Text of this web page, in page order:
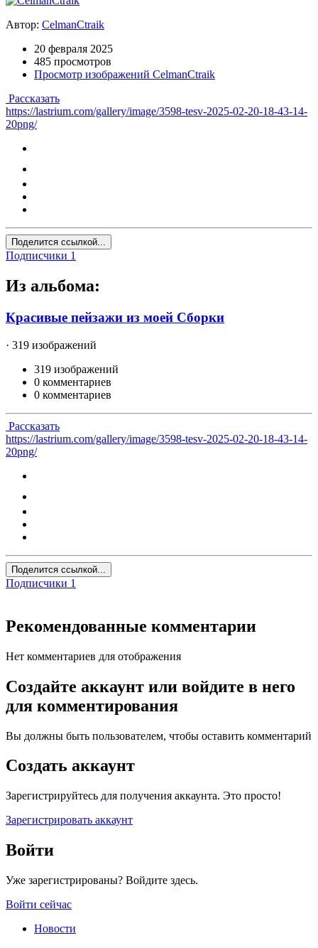
Автор: CelmanCtraik
20 февраля 2025
485 просмотров
Просмотр изображений CelmanCtraik
Рассказать
https://lastrium.com/gallery/image/3598-tesv-2025-02-20-18-43-14-
20png/
Поделится ссылкой...
Подписчики 1
Из альбома:
Красивые пейзажи из моей Сборки
· 319 изображений
319 изображений
0 комментариев
0 комментариев
Рассказать
https://lastrium.com/gallery/image/3598-tesv-2025-02-20-18-43-14-
20png/
Поделится ссылкой...
Подписчики 1
Рекомендованные комментарии
Нет комментариев для отображения
Создайте аккаунт или войдите в него
для комментирования
Вы должны быть пользователем, чтобы оставить комментарий
Создать аккаунт
Зарегистрируйтесь для получения аккаунта. Это просто!
Зарегистрировать аккаунт
Войти
Уже зарегистрированы? Войдите здесь.
Войти сейчас
Новости